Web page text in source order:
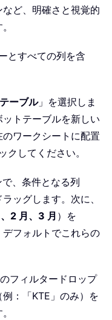
ど、明確さと視覚的
とすべての列を含
ーブル」を選択しま
トテーブルを新しい
ワークシートに配置
クしてください。
、条件となる列
ッグします。次に、
2 月、3 月 ）を
デフォルトでこれらの
フィルタードロップ
：「KTE」のみ）を